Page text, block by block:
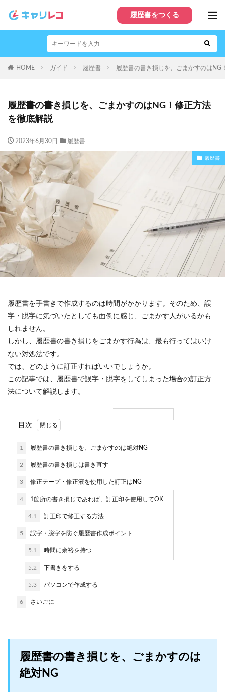
履歴書をつくる
HOME ガイド 履歴書 履歴書の書き損じを、ごまかすのはNG
履歴書の書き損じを、ごまかすのはNG！修正方法
を徹底解説
2023年6月30日 履歴書
履歴書
履歴書を手書きで作成するのは時間がかかります。そのため、誤
字・脱字に気づいたとしても面倒に感じ、ごまかす人がいるかも
しれません。
しかし、履歴書の書き損じをごまかす行為は、最も行ってはいけ
ない対処法です。
では、どのように訂正すればいいでしょうか。
この記事では、履歴書で誤字・脱字をしてしまった場合の訂正方
法について解説します。
目次
1 履歴書の書き損じを、ごまかすのは絶対NG
2 履歴書の書き損じは書き直す
3 修正テープ・修正液を使用した訂正はNG
4 1箇所の書き損じであれば、訂正印を使用してOK
4.1 訂正印で修正する方法
5 誤字・脱字を防ぐ履歴書作成ポイント
5.1 時間に余裕を持つ
5.2 下書きをする
5.3 パソコンで作成する
6 さいごに
履歴書の書き損じを、ごまかすのは
絶対NG